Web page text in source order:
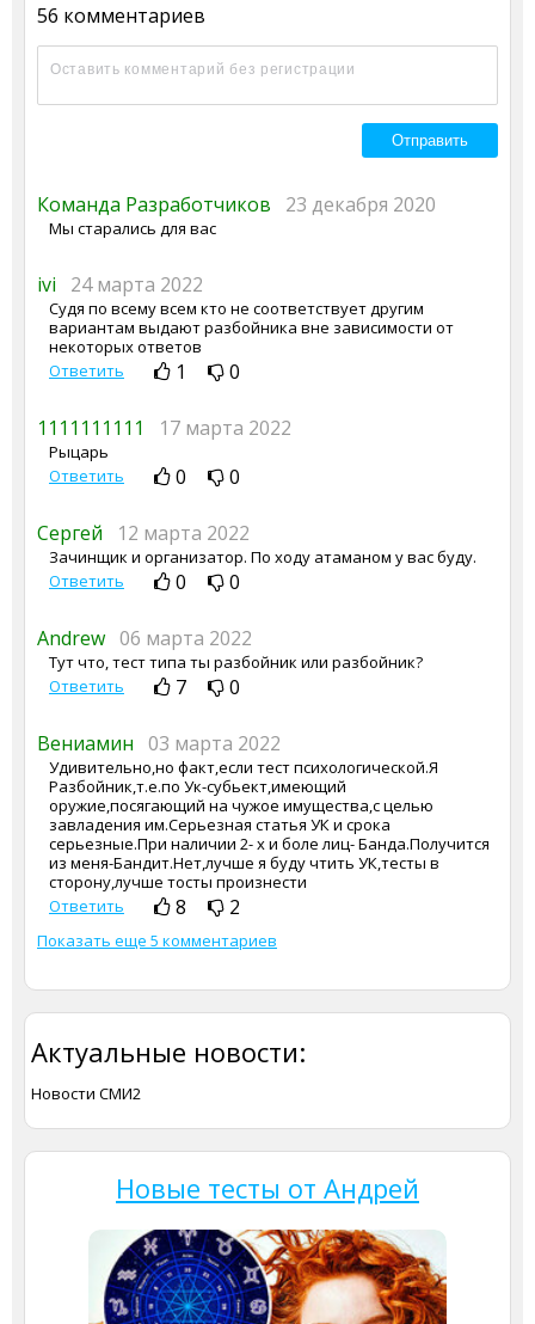
56 комментариев
Команда Разработчиков 23 декабря 2020
Мы старались для вас
ivi 24 марта 2022
Судя по всему всем кто не соответствует другим
вариантам выдают разбойника вне зависимости от
некоторых ответов
Ответить
1 0
1111111111 17 марта 2022
Рыцарь
Ответить
0 0
Сергей 12 марта 2022
Зачинщик и организатор. По ходу атаманом у вас буду.
Ответить
0 0
Andrew 06 марта 2022
Тут что, тест типа ты разбойник или разбойник?
Ответить
7 0
Вениамин 03 марта 2022
Удивительно,но факт,если тест психологической.Я
Разбойник,т.е.по Ук-субьект,имеющий
оружие,посягающий на чужое имущества,с целью
завладения им.Серьезная статья УК и срока
серьезные.При наличии 2- х и боле лиц- Банда.Получится
из меня-Бандит.Нет,лучше я буду чтить УК,тесты в
сторону,лучше тосты произнести
Ответить
8 2
Показать еще 5 комментариев
Актуальные новости:
Новости СМИ2
Новые тесты от Андрей